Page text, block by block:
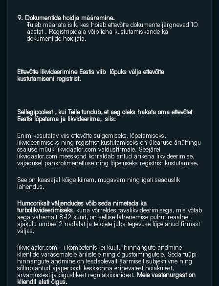
9. Dokumentide hoidja määramine.
Tuleb määrata isik, kes hoiab ettevõtte dokumente järgnevad 10
aastat . Registripidaja võib teha kustutamiskande ka
dokumentide hoidjata.
Ettevõtte likvideerimine Eestis viib  lõpuks välja ettevõtte
kustutamiseni registrist.
Sellegipoolest , kui Teile tundub, et aeg oleks hakata oma ettevõtet
Eestis lõpetama ja likvideerima,  siis:
Enim kasutatav viis ettevõtte sulgemiseks, lõpetamiseks,
likvideerimiseks ning registrist kustutamiseks on ülearuse äriühingu
osaluse müük likvidaator.com
likvidaator.com meeskond korraldab antud ärikeha likvideerimise,
vajadusel pankrotimenetluse ning lõpetuseks registrist kustutamise.
See on kaasajal kõige kiirem, mugavam ning igati seaduslik
lahendus.
Humoorikalt väljendudes võib seda nimetada ka
turbolikvideerimiseks, kuna võrreldes tavalikvideerimisega, mis võtab
aega vähemalt 8-12 kuud, on sellise lähenemise puhul reaalne
ajakulu umbes 2 nädalat ja te olete juba tegevuse lõpetanud firmast
väljas.
likvidaator.com - i kompetentsi ei kuulu hinnangute andmine
klientide varasematele ärilistele ning õigustoimingutele. Seda tüüpi
hinnangute andmine on teadaolevalt äärmiselt subjektiivne ning
sõltub antud ajaperioodi keskkonna erinevatest hoiakutest,
arvamustest ja õiguslikest regulatsioonidest. Meie vaatenurgast on
kliendil alati õigus.